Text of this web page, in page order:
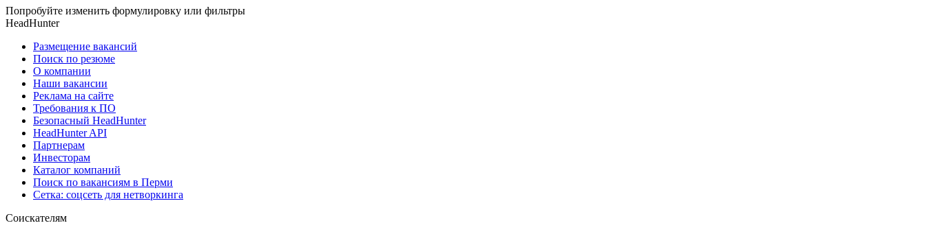
Попробуйте изменить формулировку или фильтры
HeadHunter
Размещение вакансий
Поиск по резюме
О компании
Наши вакансии
Реклама на сайте
Требования к ПО
Безопасный HeadHunter
HeadHunter API
Партнерам
Инвесторам
Каталог компаний
Поиск по вакансиям в Перми
Сетка: соцсеть для нетворкинга
Соискателям